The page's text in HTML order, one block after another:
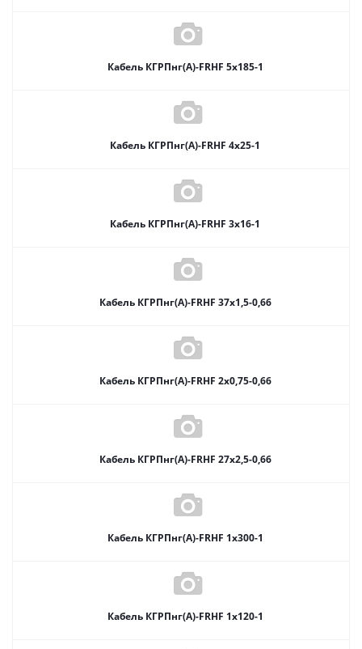
Кабель КГРПнг(А)-FRHF 5х185-1
Кабель КГРПнг(А)-FRHF 4х25-1
Кабель КГРПнг(А)-FRHF 3х16-1
Кабель КГРПнг(А)-FRHF 37х1,5-0,66
Кабель КГРПнг(А)-FRHF 2х0,75-0,66
Кабель КГРПнг(А)-FRHF 27х2,5-0,66
Кабель КГРПнг(А)-FRHF 1х300-1
Кабель КГРПнг(А)-FRHF 1х120-1